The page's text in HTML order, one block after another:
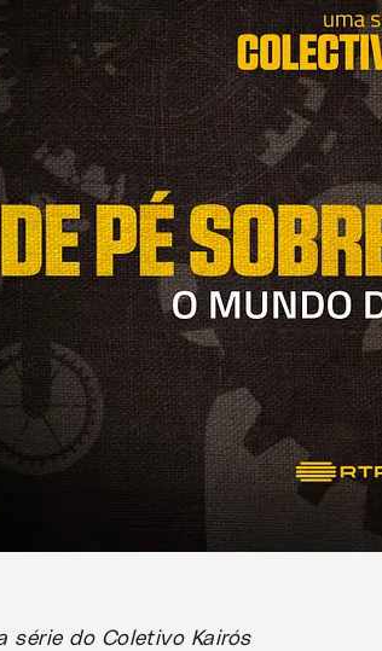
série do Coletivo Kairós